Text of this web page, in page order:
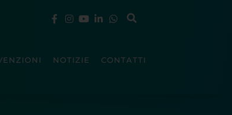
NOTIZIE CONTATTI